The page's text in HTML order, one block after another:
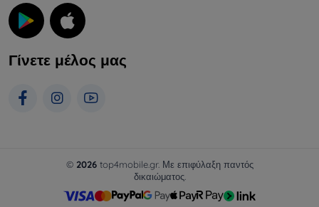
Γίνετε μέλος μας
© 2026top4mobile.gr. Με επιφύλαξη παντός
δικαιώματος.